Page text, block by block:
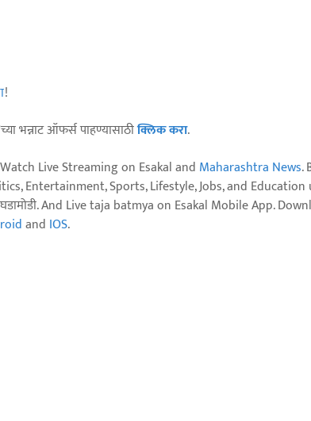
!
भन्नाट ऑफर्स पाहण्यासाठीक्लिक करा.
Live Streaming on Esakal and Maharashtra News.
Entertainment, Sports, Lifestyle, Jobs, and Education
घडामोडी. And Live taja batmya on Esakal Mobile App.
and IOS.